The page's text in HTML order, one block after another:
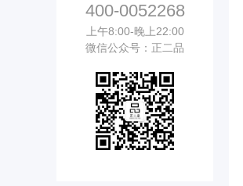
400-0052268
上午8:00-晚上22:00
微信公众号：正二品